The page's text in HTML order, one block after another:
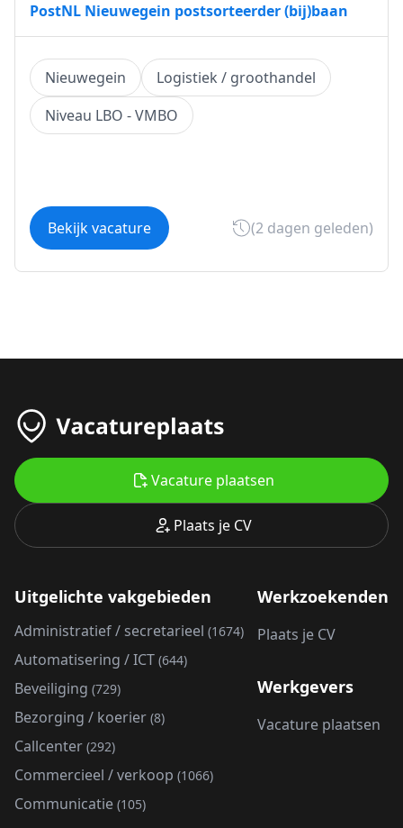
PostNL Nieuwegein postsorteerder (bij)baan
Nieuwegein
Logistiek / groothandel
Niveau LBO - VMBO
Bekijk vacature (2 dagen geleden)
Plaats je CV
Vacature plaatsen
Uitgelichte vakgebieden
Administratief / secretarieel (1674)
Automatisering / ICT (644)
Beveiliging (729)
Bezorging / koerier (8)
Callcenter (292)
Commercieel / verkoop (1066)
Communicatie (105)
Werkzoekenden
Plaats je CV
Werkgevers
Vacature plaatsen